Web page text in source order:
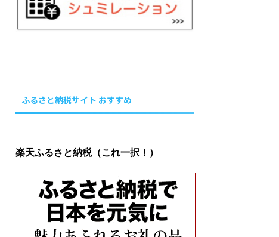
ふるさと納税サイト おすすめ
楽天ふるさと納税（これ一択！）